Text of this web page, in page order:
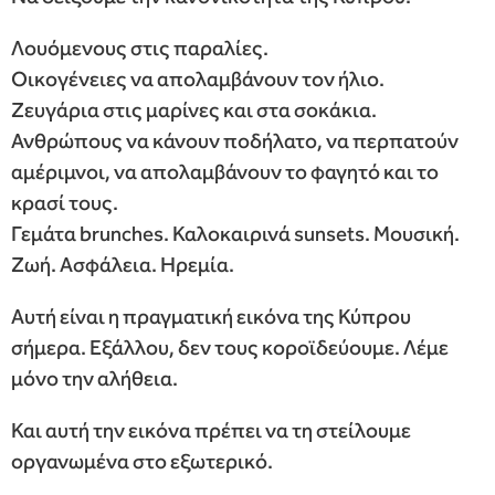
Λουόμενους στις παραλίες.
Οικογένειες να απολαμβάνουν τον ήλιο.
Ζευγάρια στις μαρίνες και στα σοκάκια.
Ανθρώπους να κάνουν ποδήλατο, να περπατούν
αμέριμνοι, να απολαμβάνουν το φαγητό και το
κρασί τους.
Γεμάτα brunches. Καλοκαιρινά sunsets. Μουσική.
Ζωή. Ασφάλεια. Ηρεμία.
Αυτή είναι η πραγματική εικόνα της Κύπρου
σήμερα. Εξάλλου, δεν τους κοροϊδεύουμε. Λέμε
μόνο την αλήθεια.
Και αυτή την εικόνα πρέπει να τη στείλουμε
οργανωμένα στο εξωτερικό.